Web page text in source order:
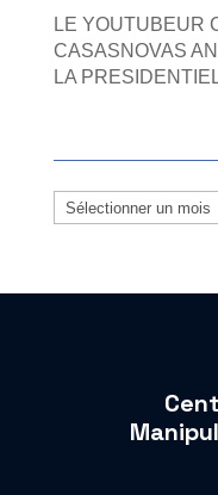
LE YOUTUBEUR
CASASNOVAS
LA
Archives